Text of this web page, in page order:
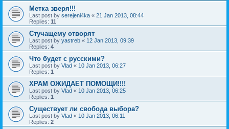
Метка зверя!!!
Last post by serejeni4ka « 21 Jan 2013, 08:44
Replies: 11
Стучащему отворят
Last post by yastreb « 12 Jan 2013, 09:39
Replies: 4
Что будет с русскими?
Last post by Vlad « 10 Jan 2013, 06:27
Replies: 1
ХРАМ ОЖИДАЕТ ПОМОЩИ!!!!
Last post by Vlad « 10 Jan 2013, 06:25
Replies: 1
Существует ли свобода выбора?
Last post by Vlad « 10 Jan 2013, 06:11
Replies: 2